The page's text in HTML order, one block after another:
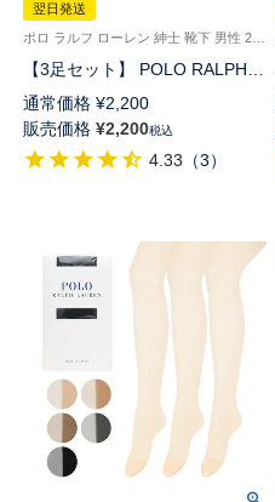
翌日発送
【3足セット】 POLO RALPH
LAUREN ワンポイント刺しゅう
クルー丈 ビジネスソックス メ
ンズ 【365日最短翌日発送】
92009015
通常価格 ¥2,200
販売価格 ¥2,200税込
4.33 （3）